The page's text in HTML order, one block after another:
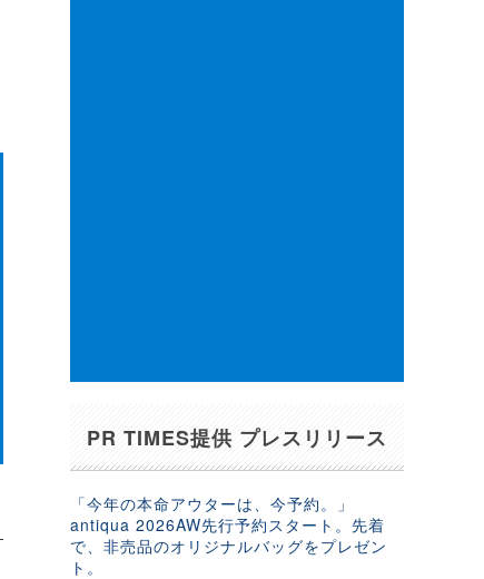
PR TIMES提供 プレスリリース
「今年の本命アウターは、今予約。」
antiqua 2026AW先行予約スタート。先着
で、非売品のオリジナルバッグをプレゼン
ト。